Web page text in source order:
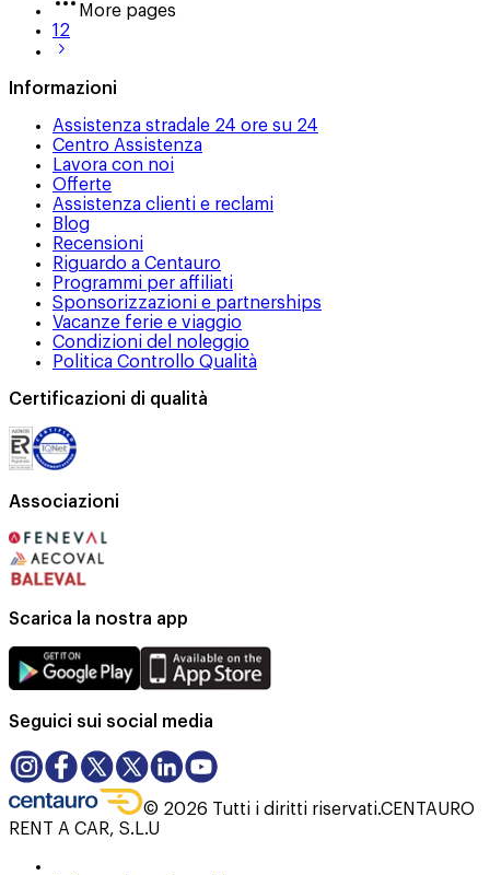
More pages
12
Informazioni
Assistenza stradale 24 ore su 24
Centro Assistenza
Lavora con noi
Offerte
Assistenza clienti e reclami
Blog
Recensioni
Riguardo a Centauro
Programmi per affiliati
Sponsorizzazioni e partnerships
Vacanze ferie e viaggio
Condizioni del noleggio
Politica Controllo Qualità
Certificazioni di qualità
Associazioni
Scarica la nostra app
Seguici sui social media
© 2026 Tutti i diritti riservati.CENTAURO
RENT A CAR, S.L.U